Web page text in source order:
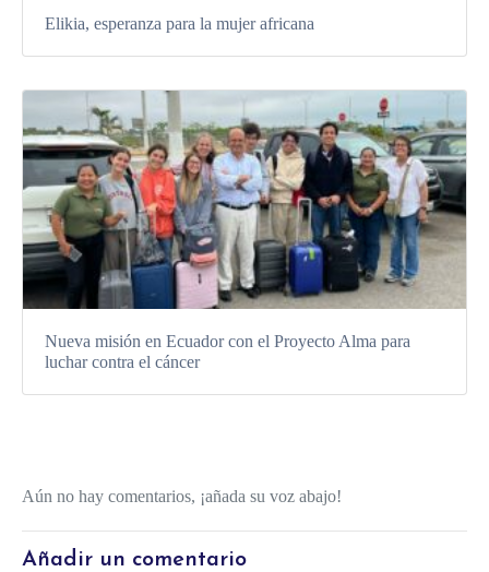
Elikia, esperanza para la mujer africana
Nueva misión en Ecuador con el Proyecto Alma para
luchar contra el cáncer
Aún no hay comentarios, ¡añada su voz abajo!
Añadir un comentario